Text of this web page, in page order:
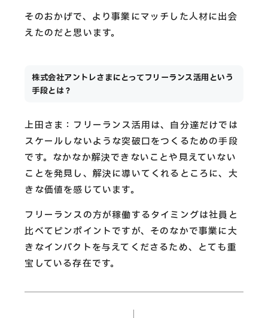
そのおかげで、より事業にマッチした人材に出会
えたのだと思います。
株式会社アントレさまにとってフリーランス活用という
手段とは？
上田さま：フリーランス活用は、自分達だけでは
スケールしないような突破口をつくるための手段
です。なかなか解決できないことや見えていない
ことを発見し、解決に導いてくれるところに、大
きな価値を感じています。
フリーランスの方が稼働するタイミングは社員と
比べてピンポイントですが、そのなかで事業に大
きなインパクトを与えてくださるため、とても重
宝している存在です。